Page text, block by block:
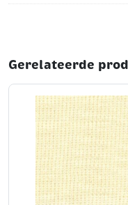
Kleur: Wit
Materiaal:
Structuur:
Toepassing:
interieurdecoratie
Geef je creaties een
trendy imitatiebont!
Gerelateerde